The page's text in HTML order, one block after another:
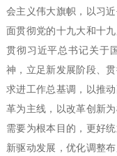
会主义伟大旗帜，以习
面贯彻党的十九大和十
贯彻习近平总书记关于
神，立足新发展阶段、
求进工作总基调，以推
革为主线，以改革创新
需要为根本目的，更好
新驱动发展，优化调整